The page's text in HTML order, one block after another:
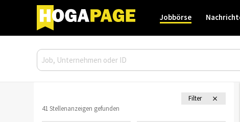
Jobbörse
Filter
41 Stellenanzeigen gefunden